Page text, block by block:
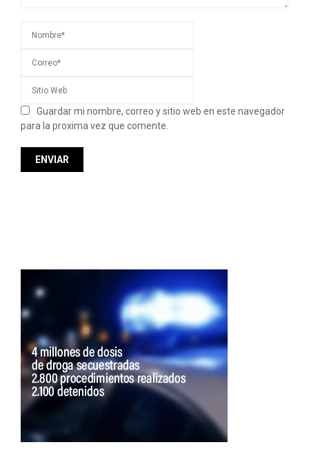
Guardar mi nombre, correo y sitio web en este navegador
para la proxima vez que comente.